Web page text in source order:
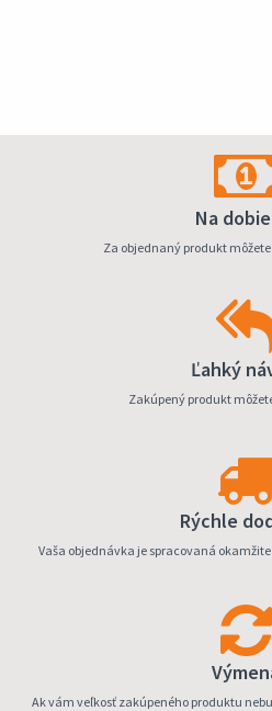
Na
Za objednaný produkt
Ľahký
Zakúpený produkt
Rýchle
Vaša objednávka je spracovaná
Ak vám veľkosť zakúpeného produktu